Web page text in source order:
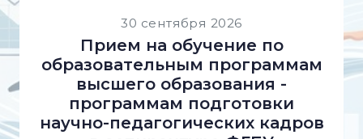
30 сентября 2026
Прием на обучение по
образовательным программам
высшего образования -
программам подготовки
научно-педагогических кадров